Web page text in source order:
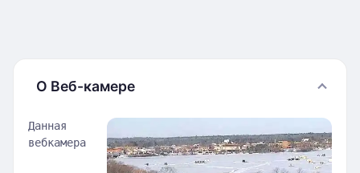
О Веб-камере
Данная
вебкамера